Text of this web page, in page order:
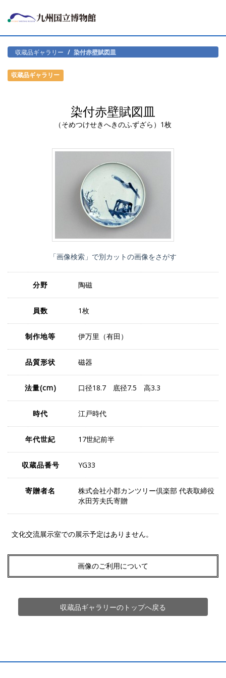
収蔵品ギャラリー 染付赤壁賦図皿
収蔵品ギャラリー
染付赤壁賦図皿
（そめつけせきへきのふずざら）1枚
「画像検索」で別カットの画像をさがす
分野 陶磁
員数 1枚
制作地等 伊万里（有田）
品質形状 磁器
法量(cm) 口径18.7 底径7.5 高3.3
時代 江戸時代
年代世紀 17世紀前半
収蔵品番号 YG33
寄贈者名
株式会社小郡カンツリー倶楽部 代表取締役
水田芳夫氏寄贈
文化交流展示室での展示予定はありません。
画像のご利用について
収蔵品ギャラリーのトップへ戻る